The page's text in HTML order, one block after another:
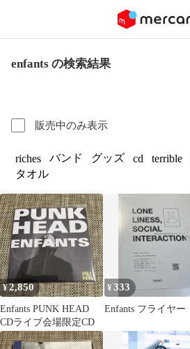
enfants の検索結果
販売中のみ表示
riches バンド グッズ cd terrible
タオル
¥2,850
Enfants PUNK HEAD
CDライブ会場限定CD
¥333
Enfants フライヤー